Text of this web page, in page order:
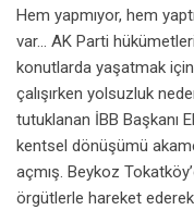
Hem yapmıyor, hem
var… AK Parti
konutlarda yaşatmak
çalışırken yolsuzluk
tutuklanan İBB Başkanı
kentsel dönüşümü
açmış. Beykoz
örgütlerle hareket ederek